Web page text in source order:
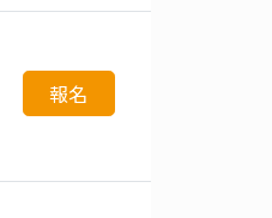
報名